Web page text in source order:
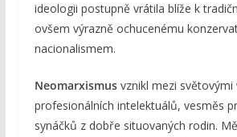
ideologii postupně vrátila blíže k
ovšem výrazně ochucenému
nacionalismem.
Neomarxismusvznikl mezi světovými
profesionálních intelektuálů, vesměs
synáčků z dobře situovaných rodin.